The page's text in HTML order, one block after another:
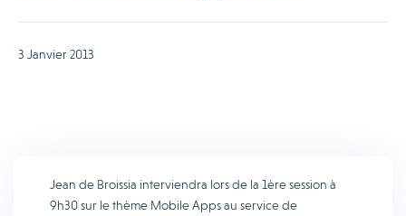
3 Janvier 2013
Jean de Broissia interviendra lors de la 1ère session à
9h30 sur le thème Mobile Apps au service de